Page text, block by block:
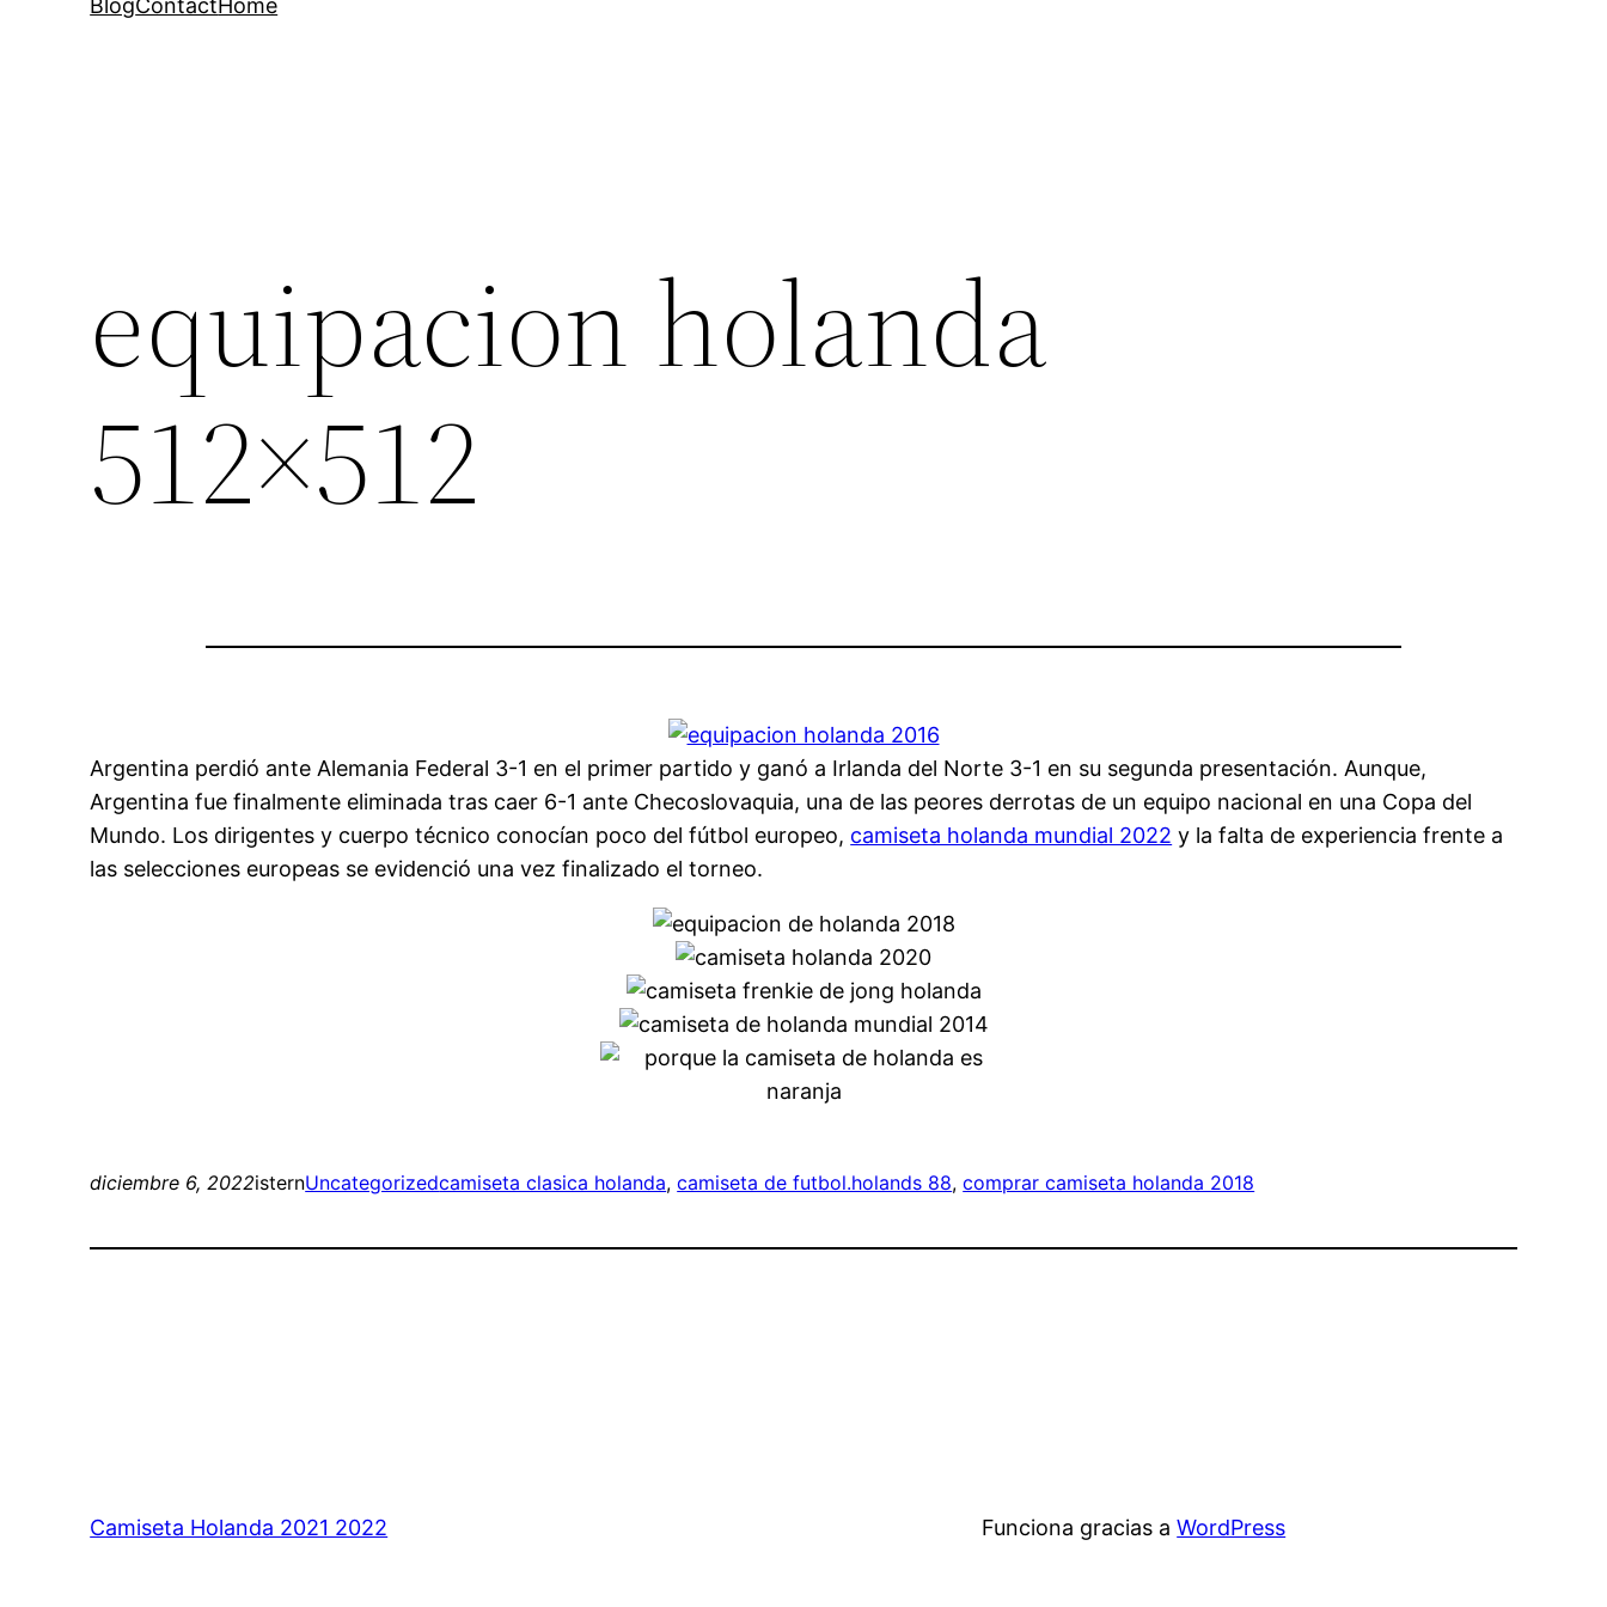
BlogContactHome
equipacion holanda
512×512
Argentina perdió ante Alemania Federal 3-1 en el primer partido y ganó a Irlanda del Norte 3-1 en su segunda presentación. Aunque,
Argentina fue finalmente eliminada tras caer 6-1 ante Checoslovaquia, una de las peores derrotas de un equipo nacional en una Copa del
Mundo. Los dirigentes y cuerpo técnico conocían poco del fútbol europeo, camiseta holanda mundial 2022 y la falta de experiencia frente a
las selecciones europeas se evidenció una vez finalizado el torneo.
diciembre 6, 2022isternUncategorizedcamiseta clasica holanda, camiseta de futbol.holands 88, comprar camiseta holanda 2018
Camiseta Holanda 2021 2022 Funciona gracias aWordPress